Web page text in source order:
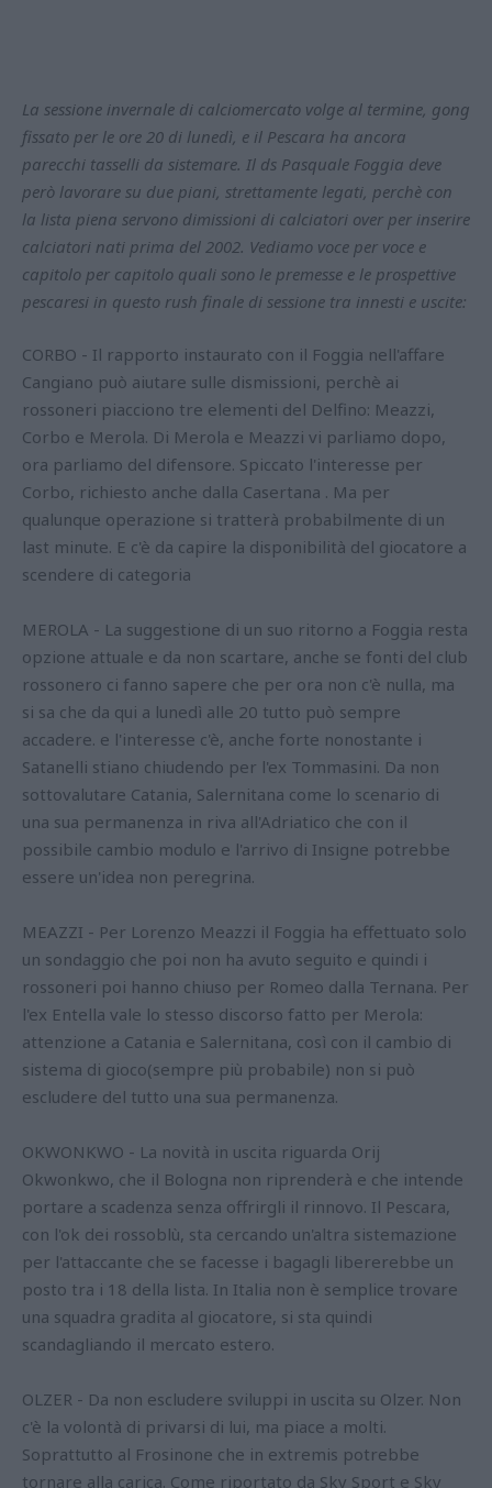
La sessione invernale di calciomercato volge al termine, gong
fissato per le ore 20 di lunedì, e il Pescara ha ancora
parecchi tasselli da sistemare. Il ds Pasquale Foggia deve
però lavorare su due piani, strettamente legati, perchè con
la lista piena servono dimissioni di calciatori over per inserire
calciatori nati prima del 2002. Vediamo voce per voce e
capitolo per capitolo quali sono le premesse e le prospettive
pescaresi in questo rush finale di sessione tra innesti e uscite:
CORBO - Il rapporto instaurato con il Foggia nell'affare
Cangiano può aiutare sulle dismissioni, perchè ai
rossoneri piacciono tre elementi del Delfino: Meazzi,
Corbo e Merola. Di Merola e Meazzi vi parliamo dopo,
ora parliamo del difensore. Spiccato l'interesse per
Corbo, richiesto anche dalla Casertana . Ma per
qualunque operazione si tratterà probabilmente di un
last minute. E c'è da capire la disponibilità del giocatore a
scendere di categoria
MEROLA - La suggestione di un suo ritorno a Foggia resta
opzione attuale e da non scartare, anche se fonti del club
rossonero ci fanno sapere che per ora non c'è nulla, ma
si sa che da qui a lunedì alle 20 tutto può sempre
accadere. e l'interesse c'è, anche forte nonostante i
Satanelli stiano chiudendo per l'ex Tommasini. Da non
sottovalutare Catania, Salernitana come lo scenario di
una sua permanenza in riva all'Adriatico che con il
possibile cambio modulo e l'arrivo di Insigne potrebbe
essere un'idea non peregrina.
MEAZZI - Per Lorenzo Meazzi il Foggia ha effettuato solo
un sondaggio che poi non ha avuto seguito e quindi i
rossoneri poi hanno chiuso per Romeo dalla Ternana. Per
l'ex Entella vale lo stesso discorso fatto per Merola:
attenzione a Catania e Salernitana, così con il cambio di
sistema di gioco(sempre più probabile) non si può
escludere del tutto una sua permanenza.
OKWONKWO - La novità in uscita riguarda Orij
Okwonkwo, che il Bologna non riprenderà e che intende
portare a scadenza senza offrirgli il rinnovo. Il Pescara,
con l'ok dei rossoblù, sta cercando un'altra sistemazione
per l'attaccante che se facesse i bagagli libererebbe un
posto tra i 18 della lista. In Italia non è semplice trovare
una squadra gradita al giocatore, si sta quindi
scandagliando il mercato estero.
OLZER - Da non escludere sviluppi in uscita su Olzer. Non
c'è la volontà di privarsi di lui, ma piace a molti.
Soprattutto al Frosinone che in extremis potrebbe
tornare alla carica. Come riportato da Sky Sport e Sky